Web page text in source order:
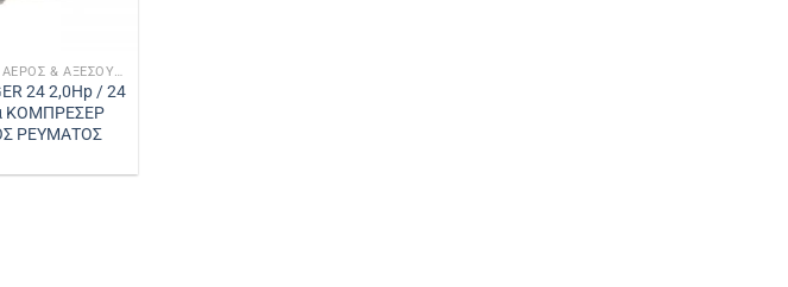
24 2,0Hp / 24
ΚΟΜΠΡΕΣΕΡ
ΡΕΥΜΑΤΟΣ